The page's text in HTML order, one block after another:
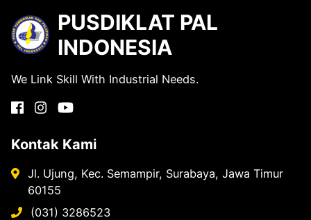
PUSDIKLAT PAL
INDONESIA
We Link Skill With Industrial Needs.
Kontak Kami
Jl. Ujung, Kec. Semampir, Surabaya, Jawa Timur
60155
(031) 3286523